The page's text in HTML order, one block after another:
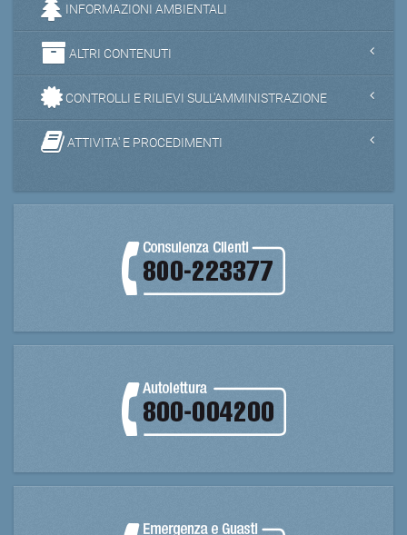
INFORMAZIONI AMBIENTALI
ALTRI CONTENUTI
CONTROLLI E RILIEVI SULL'AMMINISTRAZIONE
ATTIVITA' E PROCEDIMENTI